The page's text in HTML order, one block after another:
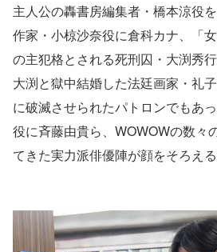
主人公の轟書房編集者・橋本涼役
作家・小椋沙奈役に倉科カナ、「
の主犯格とされる死刑囚・大渕秀
大渕と獄中結婚した法廷画家・礼
に破滅させられたパトロンでもあ
役に斉藤由貴ら、WOWOWの数々
てきた実力派俳優陣が顔をそろえる